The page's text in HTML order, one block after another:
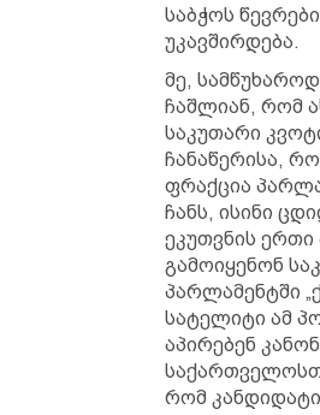
საბჭოს
უკავშირდება.
მე,
ჩაშლიან, რომ
საკუთარი
ჩანაწერისა,
ფრაქცია
ჩანს, ისინი
ეკუთვნის
გამოიყენონ
პარლამენტში
სატელიტი ამ
აპირებენ
რომ